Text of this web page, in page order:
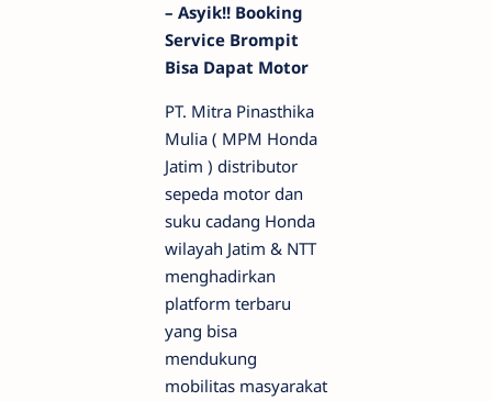
– Asyik!! Booking
Service Brompit
Bisa Dapat Motor
PT. Mitra Pinasthika
Mulia ( MPM Honda
Jatim ) distributor
sepeda motor dan
suku cadang Honda
wilayah Jatim & NTT
menghadirkan
platform terbaru
yang bisa
mendukung
mobilitas masyarakat